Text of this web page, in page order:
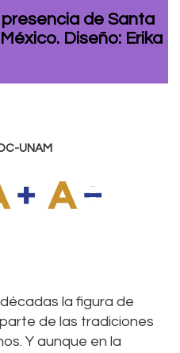
de Santa
Diseño: Erika
UNAM
la figura de
de las tradiciones
Y aunque en la